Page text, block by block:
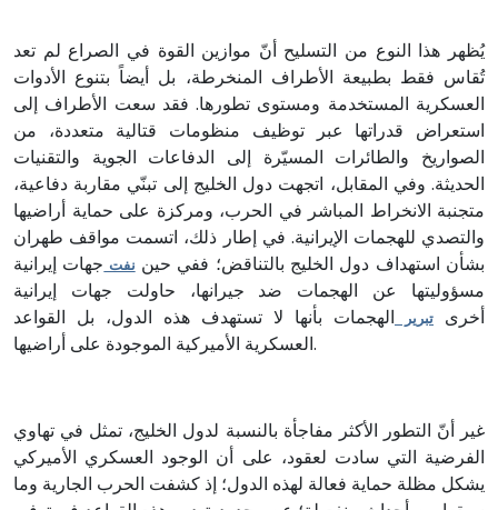
يُظهر هذا النوع من التسليح أنّ موازين القوة في الصراع لم تعد
تُقاس فقط بطبيعة الأطراف المنخرطة، بل أيضاً بتنوع الأدوات
العسكرية المستخدمة ومستوى تطورها. فقد سعت الأطراف إلى
استعراض قدراتها عبر توظيف منظومات قتالية متعددة، من
الصواريخ والطائرات المسيّرة إلى الدفاعات الجوية والتقنيات
الحديثة. وفي المقابل، اتجهت دول الخليج إلى تبنّي مقاربة دفاعية،
متجنبة الانخراط المباشر في الحرب، ومركزة على حماية أراضيها
والتصدي للهجمات الإيرانية. في إطار ذلك، اتسمت مواقف طهران
بشأن استهداف دول الخليج بالتناقض؛ ففي حين نفت جهات إيرانية
مسؤوليتها عن الهجمات ضد جيرانها، حاولت جهات إيرانية
أخرى تبرير الهجمات بأنها لا تستهدف هذه الدول، بل القواعد
العسكرية الأميركية الموجودة على أراضيها.
غير أنّ التطور الأكثر مفاجأة بالنسبة لدول الخليج، تمثل في تهاوي
الفرضية التي سادت لعقود، على أن الوجود العسكري الأميركي
يشكل مظلة حماية فعالة لهذه الدول؛ إذ كشفت الحرب الجارية وما